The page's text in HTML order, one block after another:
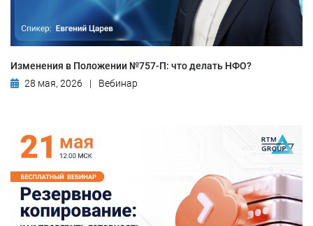
Изменения в Положении №757-П: что делать НФО?
28 мая, 2026
| Вебинар